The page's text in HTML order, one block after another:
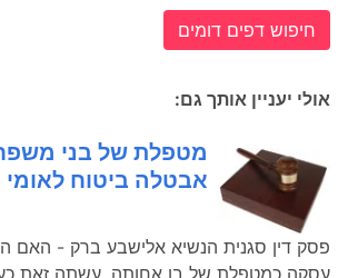
חיפוש דפים דומים
אולי יעניין אותך גם:
מטפלת של בני
אבטלה ביטוח לאומי
פסק דין סגנית
עסקה כמטפלת של בן אחותה, עשתה זאת